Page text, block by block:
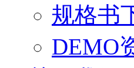
规格书
DEMO